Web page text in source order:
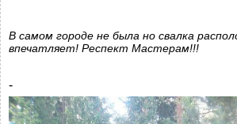
В самом городе не была но свалка
впечатляет! Респект Мастерам!!!
-